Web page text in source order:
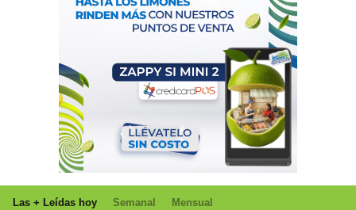
Las + Leídas hoy Semanal Mensual